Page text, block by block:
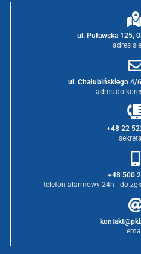
ul. Puławska 125,
adres
ul. Chałubińskiego 4/
adres do
+48 22
+48 500
telefon alarmowy 24h - do